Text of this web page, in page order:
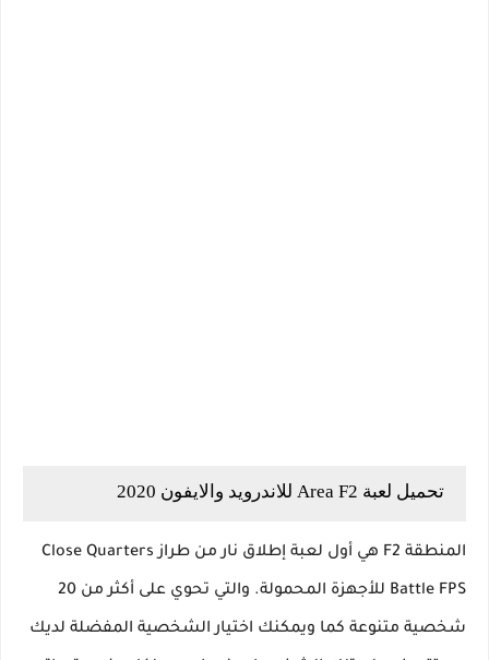
تحميل لعبة Area F2 للاندرويد والايفون 2020
المنطقة F2 هي أول لعبة إطلاق نار من طراز Close Quarters
Battle FPS للأجهزة المحمولة. والتي تحوي على أكثر من 20
شخصية متنوعة كما ويمكنك اختيار الشخصية المفضلة لديك